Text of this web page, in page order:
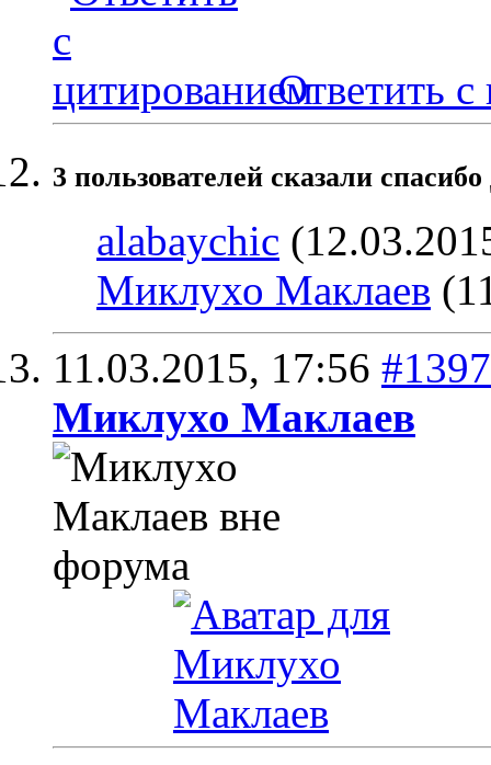
Ответить с
3 пользователей сказали
alabaychic
Миклухо Маклаев
11.03.2015, 17:56 #1397
Миклухо Маклаев